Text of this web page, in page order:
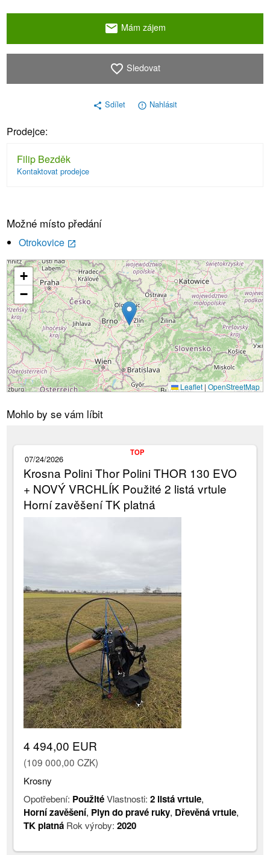
email Mám zájem
favorite_border Sledovat
share Sdílet error_outline Nahlásit
Prodejce:
Filip Bezděk
Kontaktovat prodejce
Možné místo předání
Otrokovice launch
Načítání...
+
−
Leaflet | OpenStreetMap
Mohlo by se vám líbit
07/24/2026
Krosna Polini Thor Polini THOR 130 EVO
+ NOVÝ VRCHLÍK Použité 2 listá vrtule
Horní zavěšení TK platná
TOP
4 494,00 EUR
(109 000,00 CZK)
Krosny
Opotřebení: PoužitéVlastnosti:2 listá vrtule,
Horní zavěšení, Plyn do pravé ruky, Dřevěná vrtule,
TK platná Rok výroby:2020